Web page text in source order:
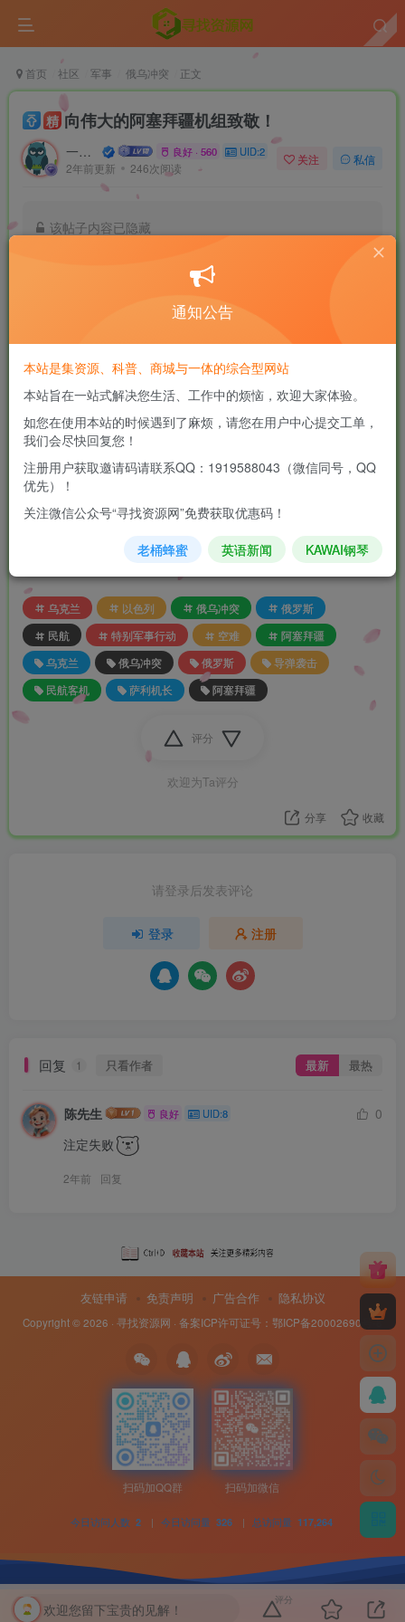
widgets-
破壁机家用低
音破壁机
1.75L大容量
多功能豆浆料
￥299
贵州深山老林
农家野生纯天
然放养老桶蜂
蜜
￥ 168
团购中
机器人小初高
学习管理神器
小打
小闹
首页 社区 军事 俄乌冲突 正文
精 向伟大的阿塞拜疆机组致敬！
一口深井 良好 · 560 UID:2
2年前更新 246次阅读
关注 私信
该帖子内容已隐藏
10
登录购买
类似的英雄故事还发生在2009年1月15日，美国航空史
上的奇迹——“哈德逊河奇迹”。当时，美国航空1549航
格果断决定在哈德逊河上迫降。凭借丰富的经验与冷静
的判断，他带领全体155名乘客和机组人员成功脱险，
无一人伤亡。这一事件被视为航空史上的经典案例，好
莱坞还拍了部电影表现此事，影片名为《萨利机长》
（Sully），由汤姆·汉克斯饰演机长。
乌克兰 以色列 俄乌冲突
俄罗斯
民航
特别军事行动 空难
阿塞拜疆
乌克兰
俄乌冲突 俄罗斯
导弹袭击
民航客机
萨利机长 阿塞拜疆
评分
欢迎为Ta评分
分享 收藏
请登录后发表评论
登录 注册
回复 1 只看作者 最新 最热
陈先生 良好 UID:8
0
注定失败
2年前 回复
友链申请 免责声明 广告合作 隐私协议
Copyright © 2026 · 寻找资源网 · 备案ICP许可证号： 鄂ICP备20002690号-8
扫码加QQ群 扫码加微信
今日访问人数 2 | 今日访问量 326 | 总访问量 117,264
欢迎您留下宝贵的见解！
评分
通知公告
本站是集资源、科普、商城与一体的综合型网站
本站旨在一站式解决您生活、工作中的烦恼，欢迎大家体验。
如您在使用本站的时候遇到了麻烦，请您在用户中心提交工单，
我们会尽快回复您！
注册用户获取邀请码请联系QQ：1919588043（微信同号，QQ
优先）！
关注微信公众号“寻找资源网”免费获取优惠码！
老桶蜂蜜 英语新闻 KAWAI钢琴